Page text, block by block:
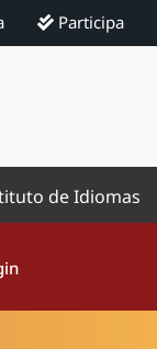
Participa
de Idiomas